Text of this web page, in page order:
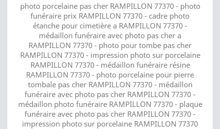
photo porcelaine pas cher RAMPILLON 77370 - photo
funéraire prix RAMPILLON 77370 - cadre photo
étanche pour cimetière a RAMPILLON 77370 -
médaillon funéraire avec photo pas cher a
RAMPILLON 77370 - photo pour tombe pas cher
RAMPILLON 77370 - impression photo sur porcelaine
RAMPILLON 77370 - médaillon funéraire résine
RAMPILLON 77370 - photo porcelaine pour pierre
tombale pas cher RAMPILLON 77370 - médaillon
funéraire avec photo pas cher RAMPILLON 77370 -
médaillon photo funéraire RAMPILLON 77370 - plaque
funéraire avec photo pas cher RAMPILLON 77370 -
impression photo sur porcelaine RAMPILLON 77370